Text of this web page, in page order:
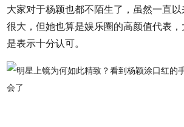
大家对于杨颖也都不陌生了，虽然一直
很大，但她也算是娱乐圈的高颜值代表
是表示十分认可。